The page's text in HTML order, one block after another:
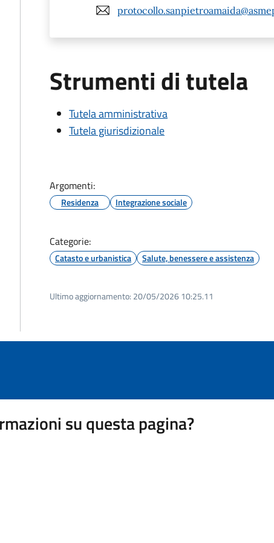
Strumenti di tutela
Tutela amministrativa
Tutela giurisdizionale
Argomenti:
Residenza Integrazione sociale
Categorie:
Catasto e urbanistica Salute, benessere e assistenza
Ultimo aggiornamento: 20/05/2026 10:25.11
su questa pagina?